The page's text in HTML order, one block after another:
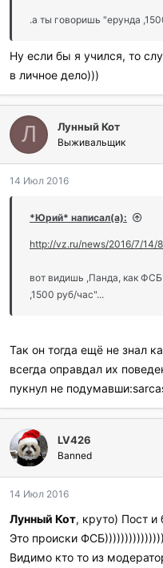
.а ты говоришь "ерунда
Ну если бы я учился, то
в личное дело)))
Л Лунный Кот
Выживальщик
14 Июл 2016
*Юрий* написал(а):
http://vz.ru/news/2016/7/14/
вот видишь ,Панда, как
,1500 руб/час"...
Так он тогда ещё не знал
всегда оправдал их
пукнул не
LV426
Banned
14 Июл 2016
Лунный Кот, круто) Пост и
Это происки
Видимо кто то из